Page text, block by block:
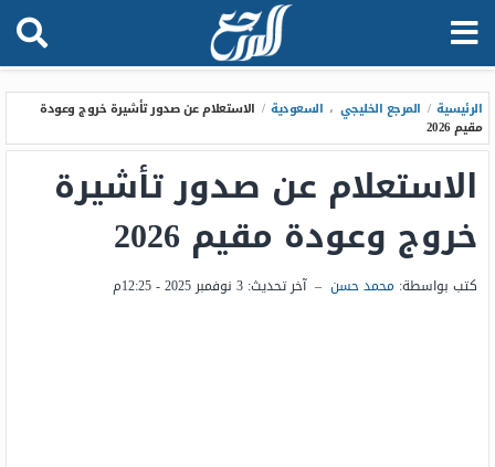
الرئيسية / المرجع الخليجي ، السعودية / الاستعلام عن صدور تأشيرة خروج وعودة
مقيم 2026
الاستعلام عن صدور تأشيرة
خروج وعودة مقيم 2026
كتب بواسطة: محمد حسن – آخر تحديث: 3 نوفمبر 2025 - 12:25م